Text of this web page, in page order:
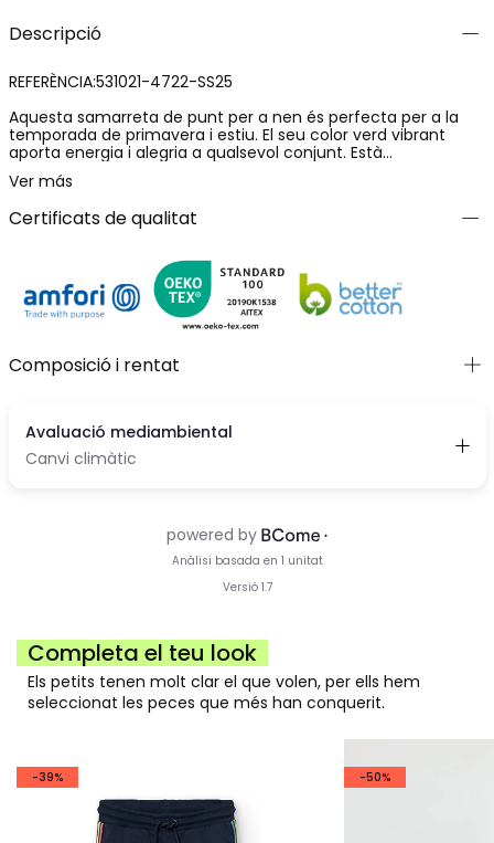
Descripció
REFERÈNCIA:531021-4722-SS25
Aquesta samarreta de punt per a nen és perfecta per a la
temporada de primavera i estiu. El seu color verd vibrant
aporta energia i alegria a qualsevol conjunt. Està
confeccionada amb un teixit suau i lleuger, ideal per
mantenir la comoditat durant els dies càlids. El disseny inclou
un estampat de text i palmeres, que li dóna un toc aventurer.
És apta per a edats compreses entre 4 i 16 anys. Aquesta
texans per a un look casual i divertit.
Ver más
Certificats de qualitat
Composició i rentat
Completa el teu look
Els petits tenen molt clar el que volen, per ells hem
seleccionat les peces que més han conquerit.
-39% -50%